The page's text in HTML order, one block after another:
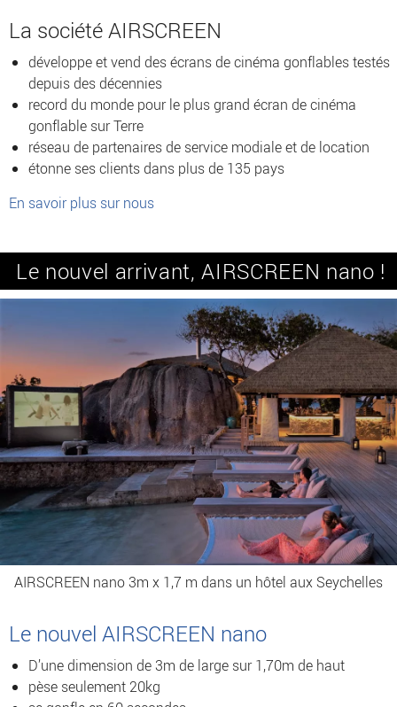
La société AIRSCREEN
développe et vend des écrans de cinéma gonflables testés
depuis des décennies
record du monde pour le plus grand écran de cinéma
gonflable sur Terre
réseau de partenaires de service modiale et de location
étonne ses clients dans plus de 135 pays
En savoir plus sur nous
Le nouvel arrivant, AIRSCREEN nano !
AIRSCREEN nano 3m x 1,7 m dans un hôtel aux Seychelles
Le nouvel AIRSCREEN nano
D’une dimension de 3m de large sur 1,70m de haut
pèse seulement 20kg